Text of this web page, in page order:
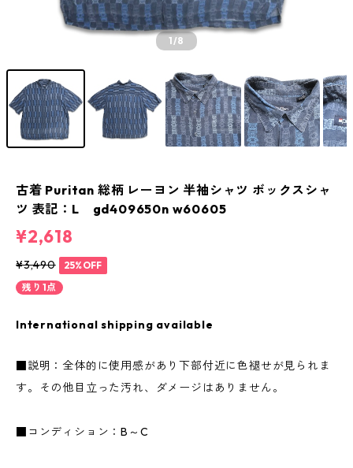
1/8
古着 Puritan 総柄 レーヨン 半袖シャツ ボックスシャ
ツ 表記：L gd409650n w60605
¥2,618
¥3,490
25%OFF
残り1点
International shipping available
■説明：全体的に使用感があり下部付近に色褪せが見られま
す。その他目立った汚れ、ダメージはありません。
■コンディション：B～C